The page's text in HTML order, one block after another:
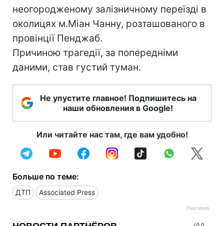
неогородженому залізничному переїзді в
околицях м.Міан Чанну, розташованого в
провінції Пенджаб.
Причиною трагедії, за попередніми
даними, став густий туман.
Не упустите главное! Подпишитесь на
наши обновления в Google!
Или читайте нас там, где вам удобно!
Больше по теме:
ДТП Associated Press